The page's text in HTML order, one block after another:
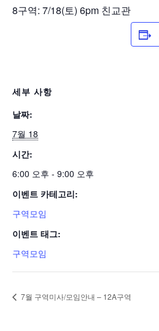
8구역: 7/18(토) 6pm 친교관
세부 사항
날짜:
7월 18
시간:
6:00 오후 - 9:00 오후
이벤트 카테고리:
구역모임
이벤트 태그:
구역모임
7월 구역미사/모임안내 – 12A구역